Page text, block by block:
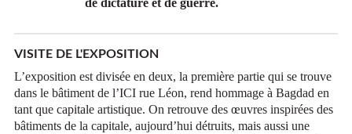
de dictature et de guerre.
VISITE DE L'EXPOSITION
L’exposition est divisée en deux, la première partie qui se trouve
dans le bâtiment de l’ICI rue Léon, rend hommage à Bagdad en
tant que capitale artistique. On retrouve des œuvres inspirées des
bâtiments de la capitale, aujourd’hui détruits, mais aussi une